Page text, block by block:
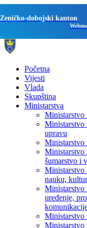
Zeničko-dobojski kanton
Početna
Vijesti
Vlada
Skupština
Ministarstva
Ministarstvo
Ministarstvo
upravu
Ministarstvo
Ministarstvo
šumarstvo i
Ministarstvo
nauku,
Ministarstvo
uređenje,
Ministarstvo
Ministarstvo